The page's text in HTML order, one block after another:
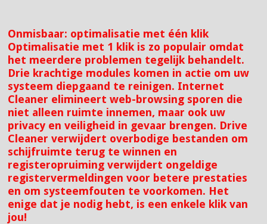
Onmisbaar: optimalisatie met één klik
Optimalisatie met 1 klik is zo populair omdat
het meerdere problemen tegelijk behandelt.
Drie krachtige modules komen in actie om uw
systeem diepgaand te reinigen. Internet
Cleaner elimineert web-browsing sporen die
niet alleen ruimte innemen, maar ook uw
privacy en veiligheid in gevaar brengen. Drive
Cleaner verwijdert overbodige bestanden om
schijfruimte terug te winnen en
registeropruiming verwijdert ongeldige
registervermeldingen voor betere prestaties
en om systeemfouten te voorkomen. Het
enige dat je nodig hebt, is een enkele klik van
jou!